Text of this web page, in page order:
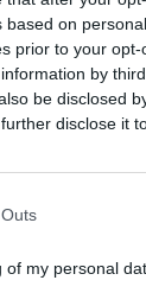
on
prior to your
by
be disclosed
disclose it
my personal
Α.Ε.
την
οποία
της